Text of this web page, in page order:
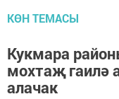
КӨН ТЕМАСЫ
Кукмара
мохтаҗ
алачак